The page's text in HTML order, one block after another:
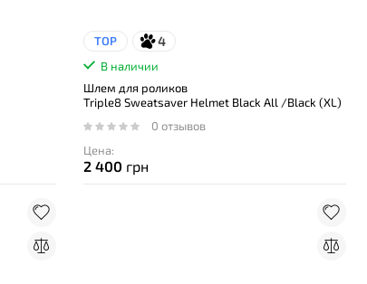
TOP 4
В наличии
Шлем для роликов
Triple8 Sweatsaver Helmet Black All /Black (XL)
0 отзывов
Цена:
2 400 грн